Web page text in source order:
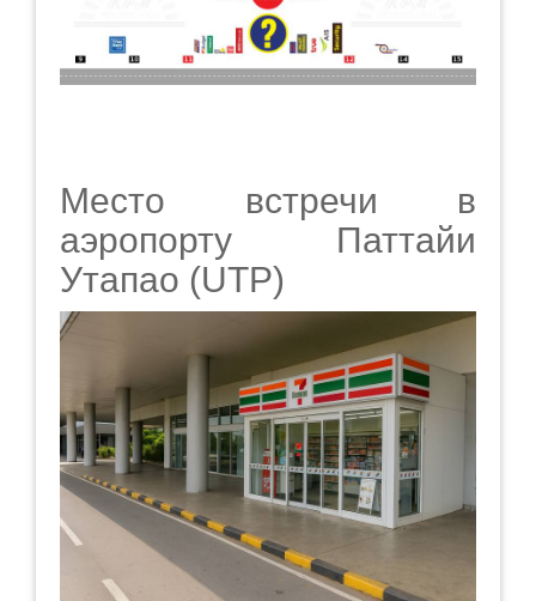
Место встречи в
аэропорту Паттайи
Утапао (UTP)